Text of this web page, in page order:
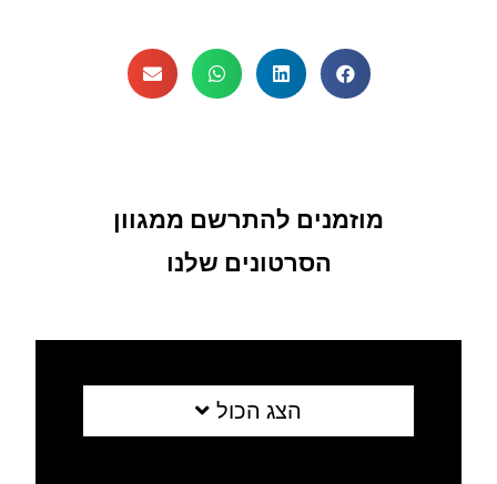
מוזמנים להתרשם ממגוון
הסרטונים שלנו
הצג הכול